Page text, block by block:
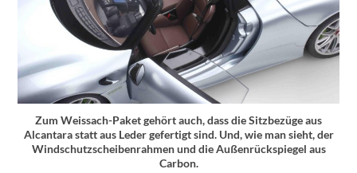
Zum Weissach-Paket gehört auch, dass die Sitzbezüge aus
Alcantara statt aus Leder gefertigt sind. Und, wie man sieht, der
Windschutzscheibenrahmen und die Außenrückspiegel aus
Carbon.